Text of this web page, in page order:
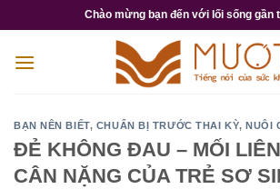
đến
nội
Chào mừng bạn đến với lối sống gần
BẠN NÊN BIẾT, CHUẨN BỊ TRƯỚC THAI KỲ,NUÔI
ĐẺ KHÔNG ĐAU – MỐI
CÂN NẶNG CỦA TRẺ SƠ